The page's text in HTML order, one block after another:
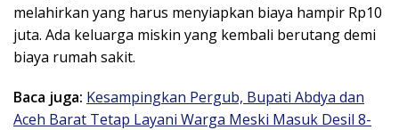
melahirkan yang harus menyiapkan biaya hampir Rp10
juta. Ada keluarga miskin yang kembali berutang demi
biaya rumah sakit.
Baca juga: Kesampingkan Pergub, Bupati Abdya dan
Aceh Barat Tetap Layani Warga Meski Masuk Desil 8-